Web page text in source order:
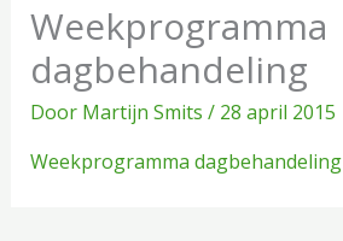
Weekprogramma
dagbehandeling
Door Martijn Smits / 28 april 2015
Weekprogramma dagbehandeling